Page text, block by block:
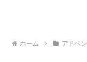
ホーム アドベ